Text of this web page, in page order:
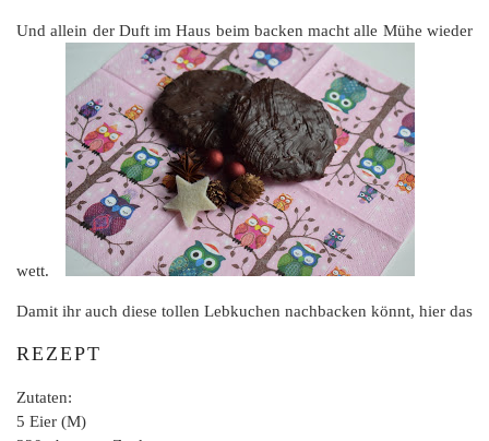
Und allein der Duft im Haus beim backen macht alle Mühe wieder
wett.
Damit ihr auch diese tollen Lebkuchen nachbacken könnt, hier das
REZEPT
Zutaten:
5 Eier (M)